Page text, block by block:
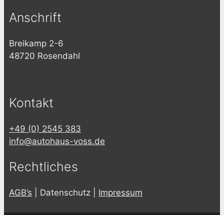
Anschrift
Breikamp 2-6
48720 Rosendahl
Kontakt
+49 (0) 2545 383
info@autohaus-voss.de
Rechtliches
AGB’s | Datenschutz | Impressum